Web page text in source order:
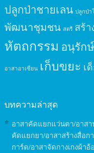
ปลูกป่าชายเลน ปลูกป่า
พัฒนาชุมชน สตรี สร้
หัตถกรรม อนุรัก
อาสาอาเซียน เก็บขยะ เ
บทความล่าสุด
อาสาคัดแยกแว่นตา/อาส
คัดแยกยา/อาสาสร้างสื่อ
การ์ด/อาสาจัดกางเกงผ้า